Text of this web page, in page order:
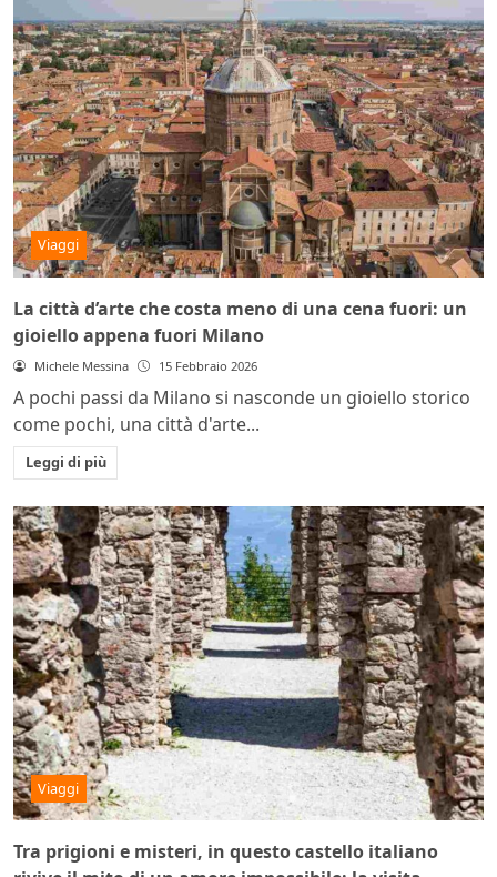
Viaggi
La città d’arte che costa meno di una cena fuori: un
gioiello appena fuori Milano
Michele Messina 15 Febbraio 2026
A pochi passi da Milano si nasconde un gioiello storico
come pochi, una città d'arte...
Leggi di più
Viaggi
Tra prigioni e misteri, in questo castello italiano